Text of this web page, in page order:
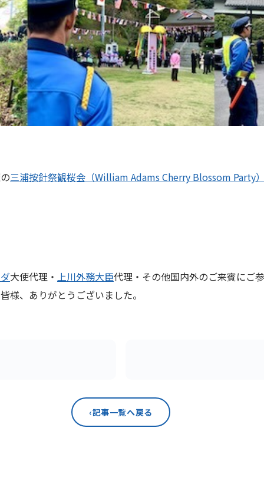
三浦按針祭観桜会（William Adams Cherry Blossom Party）
大使代理・ 上川外務大臣代理・その他国内外のご来賓にご
様、ありがとうございました。
‹記事一覧へ戻る